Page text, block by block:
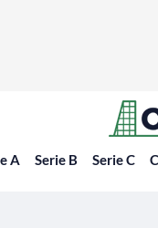
A Serie B Serie C